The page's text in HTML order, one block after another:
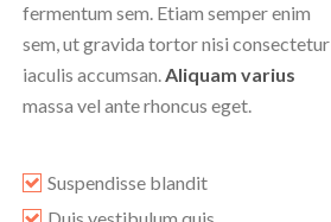
fermentum sem. Etiam semper enim
sem, ut gravida tortor nisi consectetur
iaculis accumsan.Aliquam varius
massa vel ante rhoncus eget.
Suspendisse blandit